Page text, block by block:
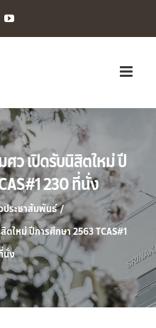
YouTube
ว เปิดรับนิสิตใหม่ ปี
230 ที่นั่ง
ประชาสัมพันธ์ /
ใหม่ ปีการศึกษา 2563 TCAS#1
นั่ง